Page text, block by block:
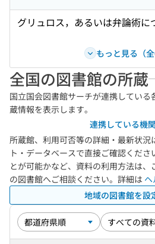
グリュロス，あるいは弁論術に
もっと見る（全
全国の図書館の所蔵
国立国会図書館サーチが連携してい
蔵情報を表示します。
連携している機
所蔵館、利用可否等の詳細・最新状況
ト・データベースで直接ご確認くだ
とが可能かなど、資料の利用方法は、
の図書館へご相談ください。詳細は
地域の図書館を設